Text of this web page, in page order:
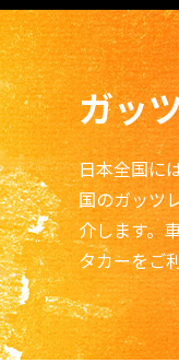
ガッ
日本全国に
国のガッツ
介します。
タカーをご